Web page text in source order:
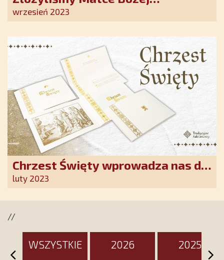
Ostrobramskiej pozłacane wotum
wrzesień 2023
Chrzest Święty wprowadza nas do
wspólnoty Kościoła. Nasz pakiet
luty 2023
//
WSZYSTKIE 2026
2025